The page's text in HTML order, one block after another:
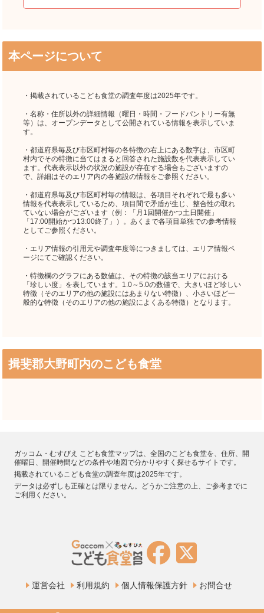
本ページについて
・掲載されているこども食堂の調査年度は2025年です。
・名称・住所以外の詳細情報（曜日・時間・フードパントリー有無
等）は、オープンデータとして公開されている情報を表示していま
す。
・都道府県毎及び市区町村毎の各特徴の右上にある数字は、市区町
村内でその特徴に当てはまると回答された施設数を代表表示してい
ます。代表表示以外の状況の施設が存在する場合もございますの
で、詳細はそのエリア内の各施設の情報をご参照ください。
・都道府県毎及び市区町村毎の情報は、各項目それぞれで最も多い
情報を代表表示しているため、項目間で矛盾が生じ、整合性の取れ
ていない場合がございます（例：「月1回開催かつ土日開催」
「17:00開始かつ13:00終了」）。あくまで各項目単独での参考情報
としてご参照ください。
・エリア情報の引用元や調査年度等につきましては、エリア情報ペ
ージにてご確認ください。
・特徴欄のグラフにある数値は、その特徴の該当エリアにおける
「珍しい度」を表しています。1.0～5.0の数値で、大きいほど珍しい
特徴（そのエリアの他の施設にはあまりない特徴）、小さいほど一
般的な特徴（そのエリアの他の施設によくある特徴）となります。
揖斐郡大野町内のこども食堂
ガッコム・むすびえ こども食堂マップは、全国のこども食堂を、住所、開
催曜日、開催時間などの条件や地図で分かりやすく探せるサイトです。
掲載されているこども食堂の調査年度は2025年です。
データは必ずしも正確とは限りません。どうかご注意の上、ご参考までに
ご利用ください。
運営会社 利用規約 個人情報保護方針 お問合せ